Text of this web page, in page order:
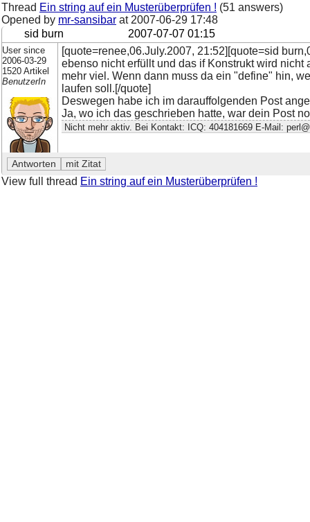
Thread Ein string auf ein Musterüberprüfen ! (51 answers)
Opened by mr-sansibar at 2007-06-29 17:48
sid burn
2007-07-07 01:15
User since
2006-03-29
1520 Artikel
BenutzerIn
[quote=renee,06.July.2007, 21:52][quote=sid
ebenso nicht erfüllt und das if Konstrukt wird
mehr viel. Wenn dann muss da ein "define" hin,
laufen soll.[/quote]
Deswegen habe ich im darauffolgenden Post
Ja, wo ich das geschrieben hatte, war dein Post
Nicht mehr aktiv. Bei Kontakt: ICQ: 404181669 E-Mail:
View full thread Ein string auf ein Musterüberprüfen !